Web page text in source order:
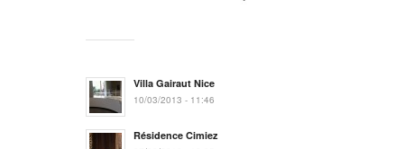
Villa Gairaut Nice
10/03/2013 - 11:46
Résidence Cimiez